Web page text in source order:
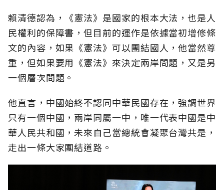
賴清德認為，《憲法》是國家的根本大法，也是人
民權利的保障書，但目前的運作是依據當初增修條
文的內容，如果《憲法》可以團結國人，他當然尊
重，但如果要用《憲法》來決定兩岸問題，又是另
一個層次問題。
他直言，中國始終不認同中華民國存在，強調世界
只有一個中國，兩岸同屬一中，唯一代表中國是中
華人民共和國，未來自己當總統會凝聚台灣共是，
走出一條大家團結道路。